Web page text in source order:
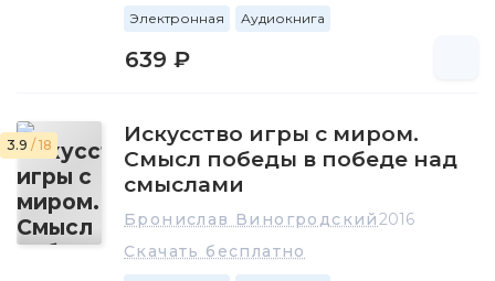
Электронная Аудиокнига
639 ₽
3.9 / 18
Искусство игры с миром.
Смысл победы в победе над
смыслами
Бронислав Виногродский2016
Скачать бесплатно